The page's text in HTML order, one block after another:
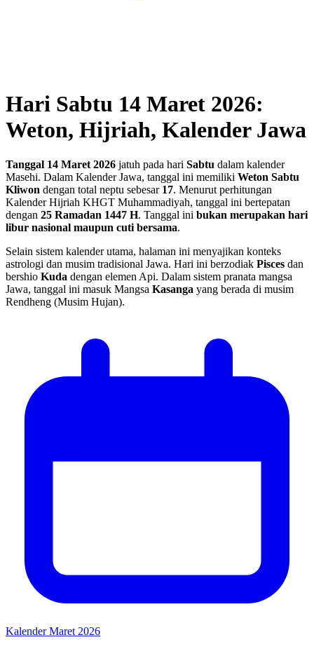
Hari Sabtu 14 Maret 2026:
Weton, Hijriah, Kalender Jawa
Tanggal 14 Maret 2026 jatuh pada hari Sabtu dalam kalender
Masehi. Dalam Kalender Jawa, tanggal ini memiliki Weton Sabtu
Kliwon dengan total neptu sebesar 17. Menurut perhitungan
Kalender Hijriah KHGT Muhammadiyah, tanggal ini bertepatan
dengan 25 Ramadan 1447 H. Tanggal ini bukan merupakan hari
libur nasional maupun cuti bersama.
Selain sistem kalender utama, halaman ini menyajikan konteks
astrologi dan musim tradisional Jawa. Hari ini berzodiak Pisces dan
bershio Kuda dengan elemen Api. Dalam sistem pranata mangsa
Jawa, tanggal ini masuk Mangsa Kasanga yang berada di musim
Rendheng (Musim Hujan).
Kalender Maret 2026